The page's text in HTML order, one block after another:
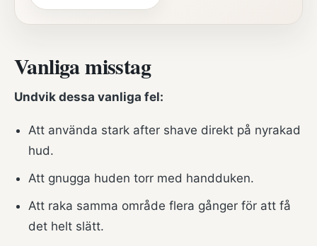
Vanliga misstag
Undvik dessa vanliga fel:
Att använda stark after shave direkt på nyrakad
hud.
Att gnugga huden torr med handduken.
Att raka samma område flera gånger för att få
det helt slätt.